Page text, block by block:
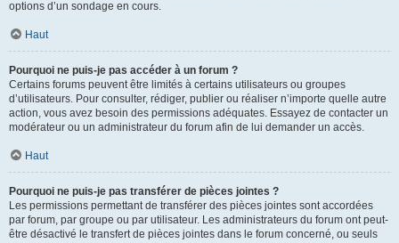
options d’un sondage en cours.
Haut
Pourquoi ne puis-je pas accéder à un forum ?
Certains forums peuvent être limités à certains utilisateurs ou groupes
d’utilisateurs. Pour consulter, rédiger, publier ou réaliser n’importe quelle autre
action, vous avez besoin des permissions adéquates. Essayez de contacter un
modérateur ou un administrateur du forum afin de lui demander un accès.
Haut
Pourquoi ne puis-je pas transférer de pièces jointes ?
Les permissions permettant de transférer des pièces jointes sont accordées
par forum, par groupe ou par utilisateur. Les administrateurs du forum ont peut-
être désactivé le transfert de pièces jointes dans le forum concerné, ou seuls